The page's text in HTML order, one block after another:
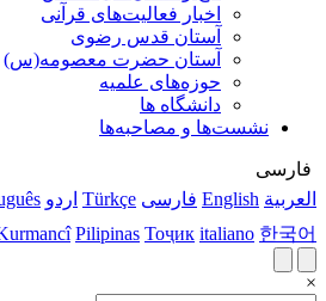
اخبار فعالیت‌های قرآنی
آستان قدس رضوی
آستان حضرت معصومه(س)
حوزه‌های علمیه
دانشگاه ها
نشست‌ها و مصاحبه‌ها
فارسی
العربية English فارسی Türkçe اردو
Pilipinas Тоҷик italiano 한국어
×